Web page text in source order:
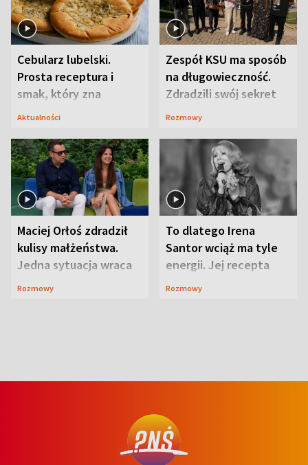
Cebularz lubelski.
Prosta receptura i
smak, który zna
Lubelszczyzna
Aktualności
Zespół KSU ma sposób
na długowieczność.
Zdradzili swój sekret
Rozmowy
Maciej Orłoś zdradził
kulisy małżeństwa.
Jedna sytuacja wraca
jak bumerang
Rozmowy
To dlatego Irena
Santor wciąż ma tyle
energii. Jej recepta
jest zaskakująco
Rozmowy